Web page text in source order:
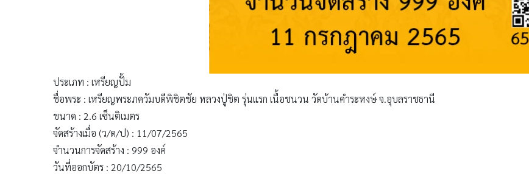
ประเภท : เหรียญปั้ม
ชื่อพระ : เหรียญพระภควัมบดีพิชิตชัย หลวงปู่ชิต รุ่นแรก เนื้อชนวน วัดบ้านคำระหงษ์ จ.อุบลราชธานี
ขนาด : 2.6 เซ็นติเมตร
จัดสร้างเมื่อ (ว/ด/ป) : 11/07/2565
จำนวนการจัดสร้าง : 999 องค์
วันที่ออกบัตร : 20/10/2565